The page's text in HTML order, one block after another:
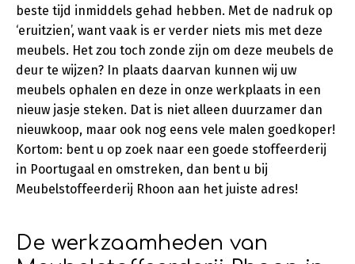
beste tijd inmiddels gehad hebben. Met de nadruk op
‘eruitzien’, want vaak is er verder niets mis met deze
meubels. Het zou toch zonde zijn om deze meubels de
deur te wijzen? In plaats daarvan kunnen wij uw
meubels ophalen en deze in onze werkplaats in een
nieuw jasje steken. Dat is niet alleen duurzamer dan
nieuwkoop, maar ook nog eens vele malen goedkoper!
Kortom: bent u op zoek naar een goede stoffeerderij
in Poortugaal en omstreken, dan bent u bij
Meubelstoffeerderij Rhoon aan het juiste adres!
De werkzaamheden van